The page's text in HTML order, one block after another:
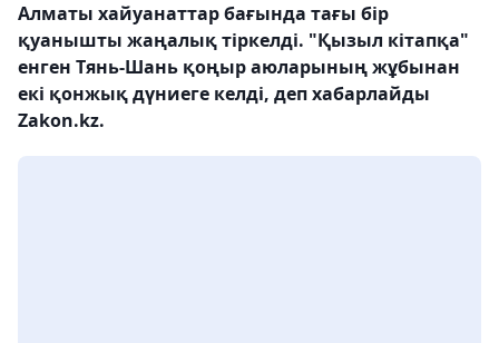
Алматы хайуанаттар бағында тағы бір
қуанышты жаңалық тіркелді. "Қызыл кітапқа"
енген Тянь-Шань қоңыр аюларының жұбынан
екі қонжық дүниеге келді, деп хабарлайды
Zakon.kz.